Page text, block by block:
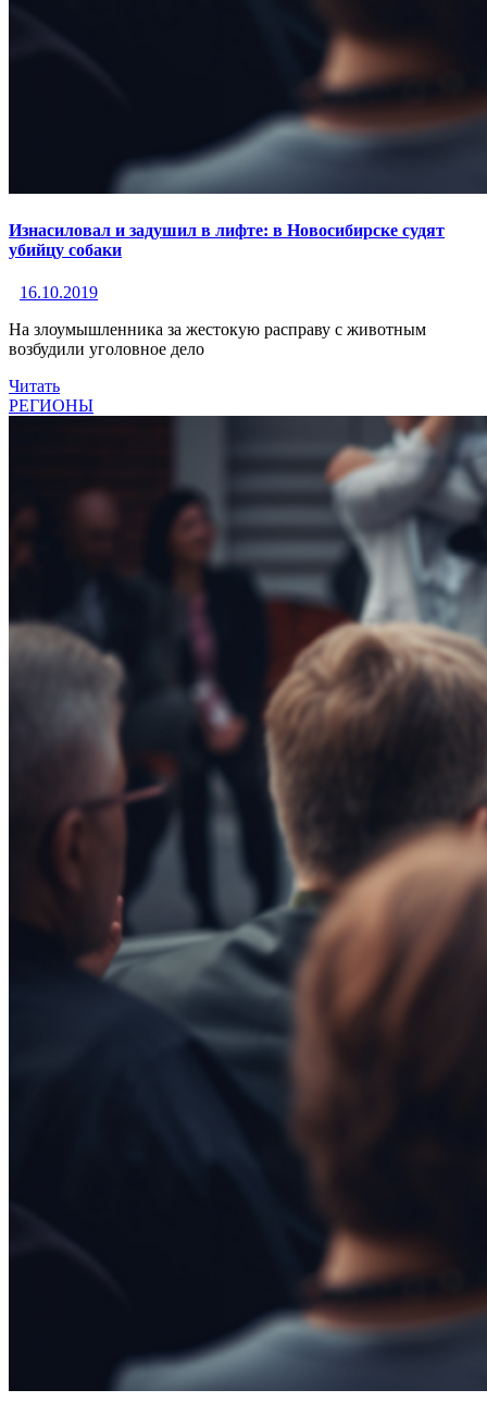
Изнасиловал и задушил в лифте: в Новосибирске судят
убийцу собаки
16.10.2019
На злоумышленника за жестокую расправу с животным
возбудили уголовное дело
Читать
РЕГИОНЫ